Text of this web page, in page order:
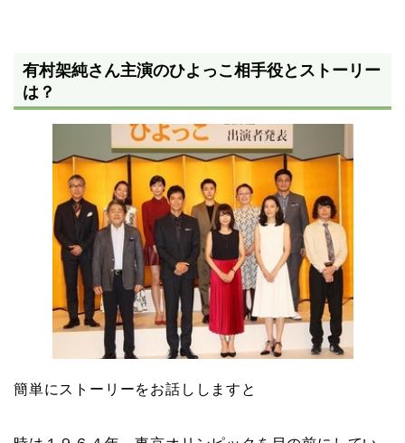
有村架純さん主演のひよっこ相手役とストーリー
は？
簡単にストーリーをお話ししますと